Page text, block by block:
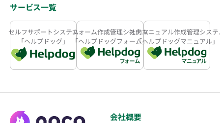
サービス一覧
セルフサポートシステム
「ヘルプドッグ」
フォーム作成管理システム
「ヘルプドッグフォーム」
社内マニュアル作成管理システ
「ヘルプドッグマニュアル」
会社概要